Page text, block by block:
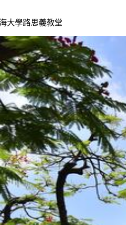
大學路思義教堂